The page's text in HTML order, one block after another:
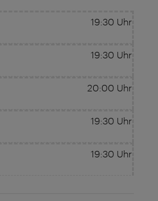
19:30 Uhr
19:30 Uhr
20:00 Uhr
19:30 Uhr
19:30 Uhr